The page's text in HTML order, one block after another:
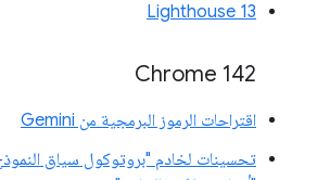
Lighthouse 13
Chrome 142
اقتراحات الرموز البرمجية من Gemini